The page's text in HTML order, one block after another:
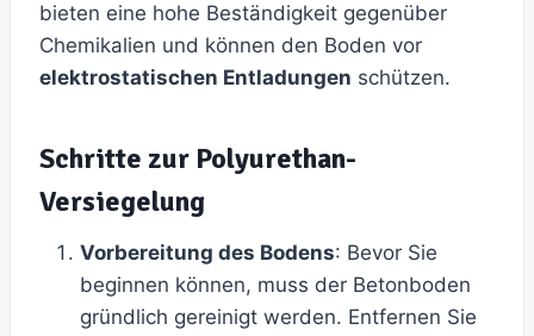
bieten eine hohe Beständigkeit gegenüber
Chemikalien und können den Boden vor
elektrostatischen Entladungen schützen.
Schritte zur Polyurethan-
Versiegelung
Vorbereitung des Bodens: Bevor Sie
beginnen können, muss der Betonboden
gründlich gereinigt werden. Entfernen Sie